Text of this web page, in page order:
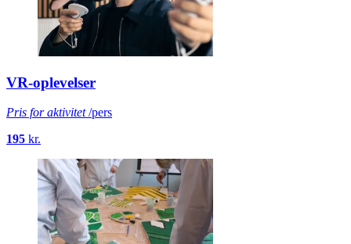
VR-oplevelser
Pris for aktivitet/pers
195 kr.